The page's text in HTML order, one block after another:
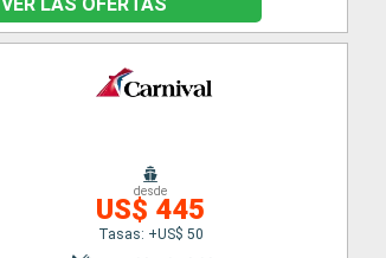
desde
US$ 445
Tasas: +US$ 50